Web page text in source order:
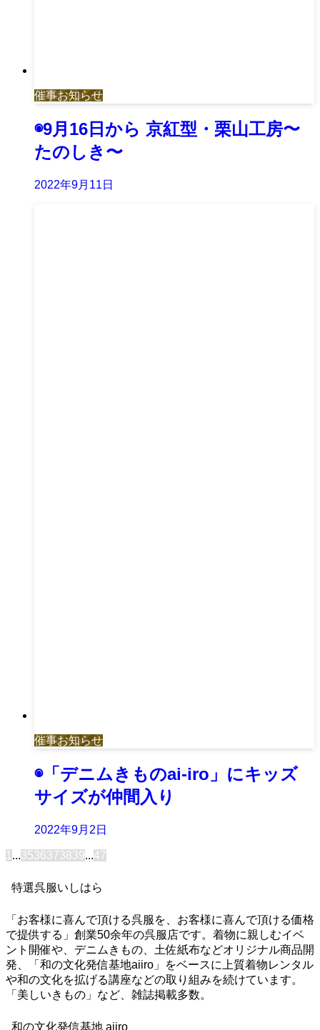
催事お知らせ
◉9月16日から 京紅型・栗山工房〜
たのしき〜
2022年9月11日
催事お知らせ
◉「デニムきものai-iro」にキッズ
サイズが仲間入り
2022年9月2日
1 ...3536373839...47
特選呉服いしはら
「お客様に喜んで頂ける呉服を、お客様に喜んで頂ける価格
で提供する」創業50余年の呉服店です。着物に親しむイベ
ント開催や、デニムきもの、土佐紙布などオリジナル商品開
発、「和の文化発信基地aiiro」をベースに上質着物レンタル
や和の文化を拡げる講座などの取り組みを続けています。
「美しいきもの」など、雑誌掲載多数。
和の文化発信基地 aiiro